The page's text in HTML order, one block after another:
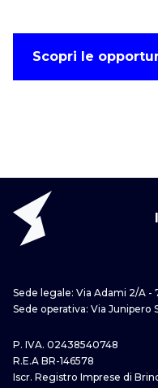
Scopri le
Sede legale: Via Adami 2/A -
Sede operativa: Via Junipero
P. IVA. 02438540748
R.E.A BR-146578
Iscr. Registro Imprese di